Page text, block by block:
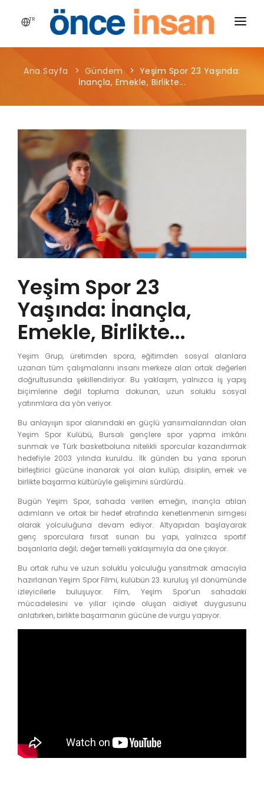
TR
HIKAYEMIZ
YAYINLARIMIZ
PROJELERIMIZ
HABERLER
BLOG
MEDYA
İLETIŞIM
Ana Sayfa Gündem
Yeşim Spor 23 Yaşında:
İnançla, Emekle, Birlikte...
Yeşim Spor 23
Yaşında: İnançla,
Emekle, Birlikte...
Yeşim Grup, üretimden spora, eğitimden sosyal alanlara
uzanan tüm çalışmalarını insanı merkeze alan ortak değerleri
doğrultusunda şekillendiriyor. Bu yaklaşım, yalnızca iş yapış
biçimlerine değil topluma dokunan, uzun soluklu sosyal
yatırımlara da yön veriyor.
Bu anlayışın spor alanındaki en güçlü yansımalarından olan
Yeşim Spor Kulübü, Bursalı gençlere spor yapma imkânı
sunmak ve Türk basketboluna nitelikli sporcular kazandırmak
hedefiyle 2003 yılında kuruldu. İlk günden bu yana sporun
birleştirici gücüne inanarak yol alan kulüp, disiplin, emek ve
birlikte başarma kültürüyle gelişimini sürdürdü.
Bugün Yeşim Spor, sahada verilen emeğin, inançla atılan
adımların ve ortak bir hedef etrafında kenetlenmenin simgesi
olarak yolculuğuna devam ediyor. Altyapıdan başlayarak
genç sporculara fırsat sunan bu yapı, yalnızca sportif
başarılarla değil; değer temelli yaklaşımıyla da öne çıkıyor.
Bu ortak ruhu ve uzun soluklu yolculuğu yansıtmak amacıyla
hazırlanan Yeşim Spor Filmi, kulübün 23. kuruluş yıl dönümünde
izleyicilerle buluşuyor. Film, Yeşim Spor’un sahadaki
mücadelesini ve yıllar içinde oluşan aidiyet duygusunu
anlatırken, birlikte başarmanın gücüne de vurgu yapıyor.